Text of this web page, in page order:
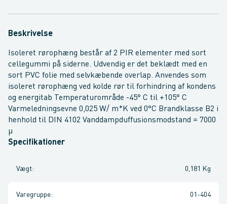
Beskrivelse
Isoleret rørophæng består af 2 PIR elementer med sort
cellegummi på siderne. Udvendig er det beklædt med en
sort PVC folie med selvkæbende overlap. Anvendes som
isoleret rørophæng ved kolde rør til forhindring af kondens
og energitab Temperaturområde -45° C til +105° C
Varmeledningsevne 0,025 W/ m*K ved 0°C Brandklasse B2 i
henhold til DIN 4102 Vanddampduffusionsmodstand = 7000
µ
Specifikationer
Vægt: 0,181 Kg
Varegruppe: 01-404